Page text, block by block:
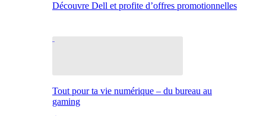
Découvre Dell et profite d’offres promotionnelles
Tout pour ta vie numérique – du bureau au
gaming